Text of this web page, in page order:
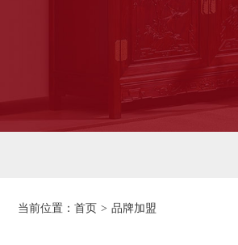
当前位置： 首页 > 品牌加盟